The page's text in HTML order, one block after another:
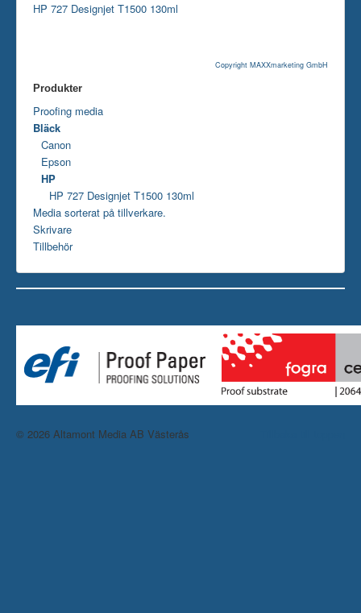
HP 727 Designjet T1500 130ml
Copyright MAXXmarketing GmbH
Produkter
Proofing media
Bläck
Canon
Epson
HP
HP 727 Designjet T1500 130ml
Media sorterat på tillverkare.
Skrivare
Tillbehör
© 2026 Altamont Media AB Västerås